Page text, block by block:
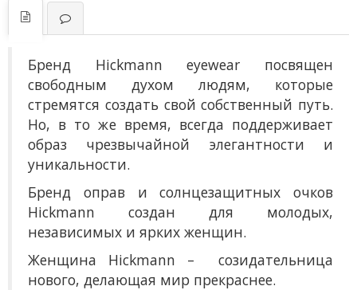
Бренд Hickmann eyewear посвящен
свободным духом людям, которые
стремятся создать свой собственный путь.
Но, в то же время, всегда поддерживает
образ чрезвычайной элегантности и
уникальности.
Бренд оправ и солнцезащитных очков
Hickmann создан для молодых,
независимых и ярких женщин.
Женщина Hickmann – созидательница
нового, делающая мир прекраснее.